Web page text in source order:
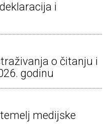
i
o čitanju i
godinu
medijske